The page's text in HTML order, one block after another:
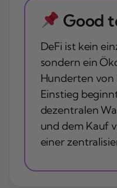
Good
DeFi ist kein
sondern ein
Hunderten
Einstieg
dezentralen
und dem Kauf
einer